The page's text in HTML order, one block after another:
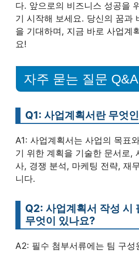
다. 앞으로의 비즈니스 성공을
기 시작해 보세요. 당신의 꿈과
을 기대하며, 지금 바로 사업계
요!
자주 묻는 질문 Q&A
Q1: 사업계획서란 무엇
A1: 사업계획서는 사업의 목표
기 위한 계획을 기술한 문서로,
사, 경쟁 분석, 마케팅 전략, 재
니다.
Q2: 사업계획서 작성 시
무엇이 있나요?
A2: 필수 첨부서류에는 팀 구성